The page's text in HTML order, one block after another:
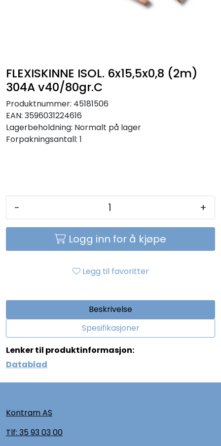
FLEXISKINNE ISOL. 6x15,5x0,8 (2m)
304A v40/80gr.C
Produktnummer: 45181506
EAN: 3596031224616
Lagerbeholdning: Normalt på lager
Forpakningsantall: 1
- +
Logg inn for å kjøpe
Legg til favoritter
Beskrivelse
Spesifikasjoner
Lenker til produktinformasjon:
Datablad
Kontram AS
Tlf: 35 93 03 00